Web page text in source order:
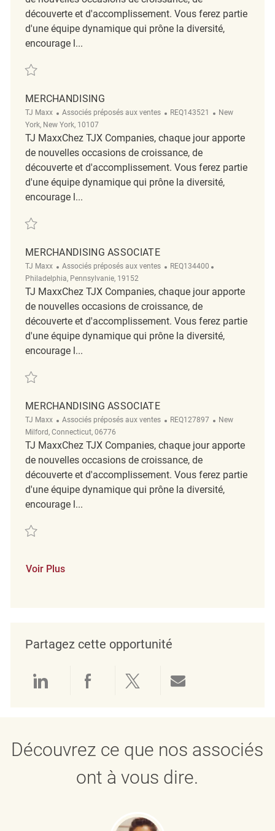
découverte et d'accomplissement. Vous ferez partie
d'une équipe dynamique qui prône la diversité,
encourage l...
Sauvegarder Retail Merchandising Associate REQ135270
MERCHANDISING
TJ Maxx Catégorie
Associés préposés aux ventes ReqId
REQ143521 Emplacement
New
York, New York, 10107
TJ MaxxChez TJX Companies, chaque jour apporte
de nouvelles occasions de croissance, de
découverte et d'accomplissement. Vous ferez partie
d'une équipe dynamique qui prône la diversité,
encourage l...
Sauvegarder Merchandising REQ143521
MERCHANDISING ASSOCIATE
TJ Maxx Catégorie
Associés préposés aux ventes ReqId
REQ134400
Philadelphia, Pennsylvanie, 19152
TJ MaxxChez TJX Companies, chaque jour apporte
de nouvelles occasions de croissance, de
découverte et d'accomplissement. Vous ferez partie
d'une équipe dynamique qui prône la diversité,
encourage l...
Sauvegarder Merchandising Associate REQ134400
MERCHANDISING ASSOCIATE
TJ Maxx Catégorie
Associés préposés aux ventes ReqId
REQ127897 Emplacement
New
Milford, Connecticut, 06776
TJ MaxxChez TJX Companies, chaque jour apporte
de nouvelles occasions de croissance, de
découverte et d'accomplissement. Vous ferez partie
d'une équipe dynamique qui prône la diversité,
encourage l...
Sauvegarder Merchandising Associate REQ127897
Voir Plus
Partagez cette opportunité
Partager via LinkedIn
Partager via Facebook
Partager via twitter
Découvrez ce que nos associés
ont à vous dire.